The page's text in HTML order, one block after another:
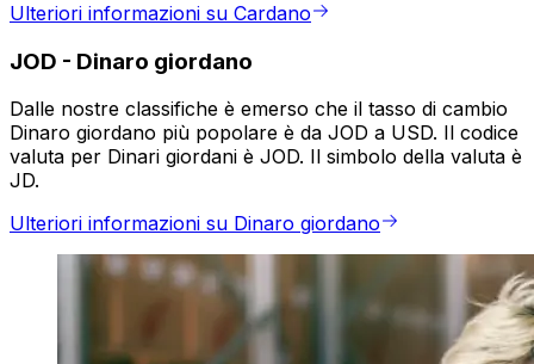
Ulteriori informazioni su Cardano
JOD - Dinaro giordano
Dalle nostre classifiche è emerso che il tasso di cambio
Dinaro giordano più popolare è da JOD a USD. Il codice
valuta per Dinari giordani è JOD. Il simbolo della valuta è
JD.
Ulteriori informazioni su Dinaro giordano